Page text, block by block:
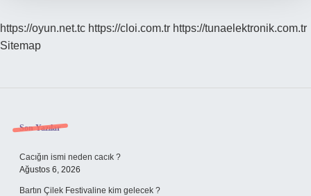
https://oyun.net.tc https://cloi.com.tr https://tunaelektronik.com.tr
Sitemap
Sidebar
Son Yazılar
Cacığın ismi neden cacık ?
Ağustos 6, 2026
Bartın Çilek Festivaline kim gelecek ?